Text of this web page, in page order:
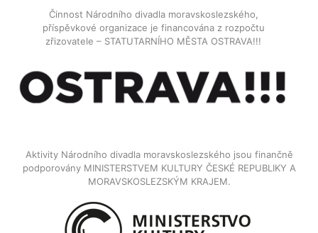
Činnost Národního divadla moravskoslezského,
příspěvkové organizace je financována z rozpočtu
zřizovatele – STATUTARNÍHO MĚSTA OSTRAVA!!!
Aktivity Národního divadla moravskoslezského jsou finančně
podporovány MINISTERSTVEM KULTURY ČESKÉ REPUBLIKY A
MORAVSKOSLEZSKÝM KRAJEM.